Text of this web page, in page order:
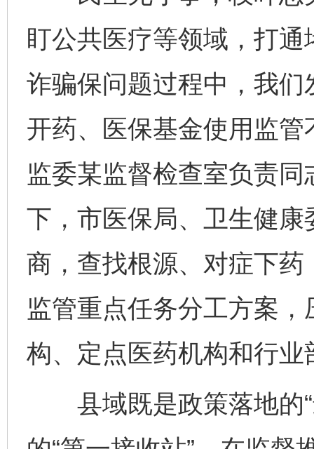
盯公共医疗等领域，打
诈骗保问题过程中，我
开药、医保基金使用监管
监委某监督检查室负责
下，市医保局、卫生健
商，查找根源、对症下
监管重点任务分工方案
构、定点医药机构和行业
县域既是政策落地的“